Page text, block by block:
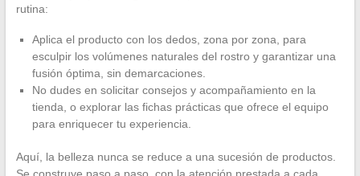
rutina:
Aplica el producto con los dedos, zona por zona, para
esculpir los volúmenes naturales del rostro y garantizar una
fusión óptima, sin demarcaciones.
No dudes en solicitar consejos y acompañamiento en la
tienda, o explorar las fichas prácticas que ofrece el equipo
para enriquecer tu experiencia.
Aquí, la belleza nunca se reduce a una sucesión de productos.